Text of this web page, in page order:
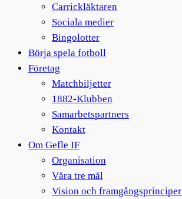
Carrickläktaren
Sociala medier
Bingolotter
Börja spela fotboll
Företag
Matchbiljetter
1882-Klubben
Samarbetspartners
Kontakt
Om Gefle IF
Organisation
Våra tre mål
Vision och framgångsprinciper